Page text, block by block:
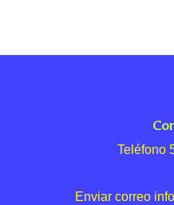
Teléfono
Enviar correo